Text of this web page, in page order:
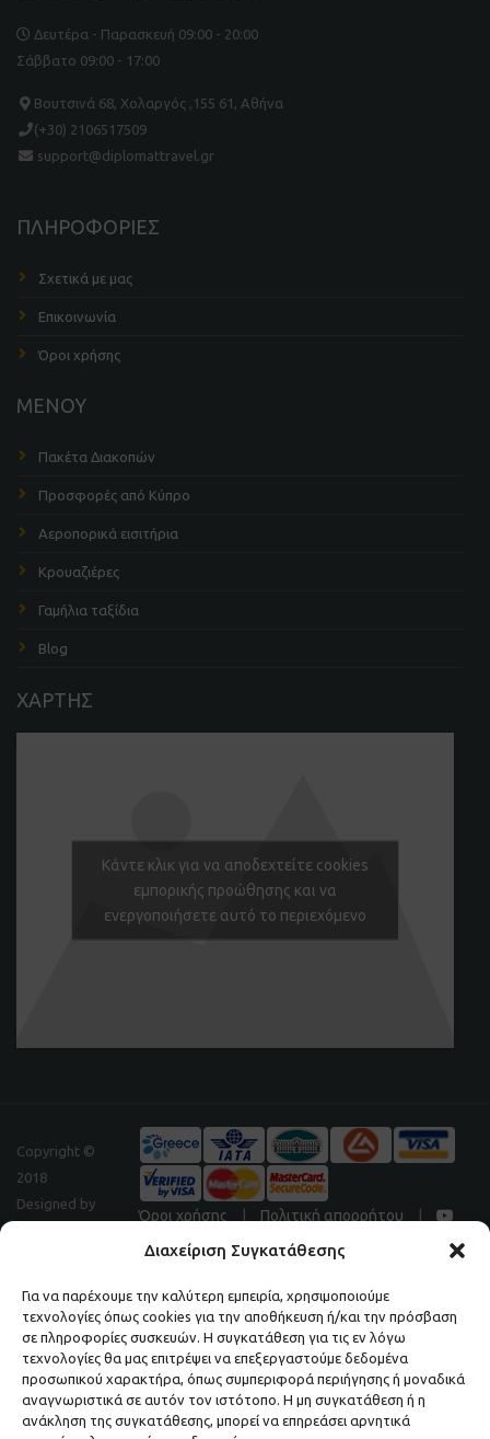
Διαχείριση Συγκατάθεσης
Για να παρέχουμε την καλύτερη εμπειρία, χρησιμοποιούμε
τεχνολογίες όπως cookies για την αποθήκευση ή/και την πρόσβαση
σε πληροφορίες συσκευών. Η συγκατάθεση για τις εν λόγω
τεχνολογίες θα μας επιτρέψει να επεξεργαστούμε δεδομένα
προσωπικού χαρακτήρα, όπως συμπεριφορά περιήγησης ή μοναδικά
αναγνωριστικά σε αυτόν τον ιστότοπο. Η μη συγκατάθεση ή η
ανάκληση της συγκατάθεσης, μπορεί να επηρεάσει αρνητικά
Δευτέρα - Παρασκευή 09:00 - 20:00
Σάββατο 09:00 - 17:00
Βουτσινά 68, Χολαργός ,155 61, Αθήνα
(+30) 2106517509
support@diplomattravel.gr
ΠΛΗΡΟΦΟΡΙΕΣ
Σχετικά με μας
Επικοινωνία
Όροι χρήσης
ΜΕΝΟΥ
Πακέτα Διακοπών
Προσφορές από Κύπρο
Αεροπορικά εισιτήρια
Κρουαζιέρες
Γαμήλια ταξίδια
Blog
ΧΑΡΤΗΣ
Κάντε κλικ για να αποδεχτείτε cookies
εμπορικής προώθησης και να
ενεργοποιήσετε αυτό το περιεχόμενο
Copyright ©
2018
Designed by
Όροι χρήσης Πολιτική απορρήτου
Μάθετε πρώτοι τα νέα και τις προσφορές μας.
ΕΓΓΡΑΦΕΙΤΕ ΣΤΟ NEWSLETTER ΜΑΣ.